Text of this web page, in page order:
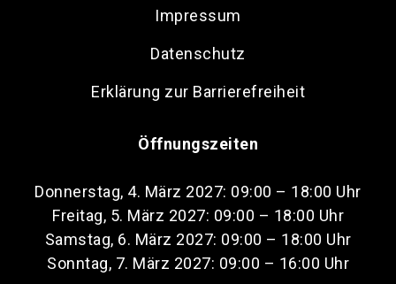
Impressum
Datenschutz
Erklärung zur Barrierefreiheit
Öffnungszeiten
Donnerstag, 4. März 2027: 09:00 – 18:00 Uhr
Freitag, 5. März 2027: 09:00 – 18:00 Uhr
Samstag, 6. März 2027: 09:00 – 18:00 Uhr
Sonntag, 7. März 2027: 09:00 – 16:00 Uhr